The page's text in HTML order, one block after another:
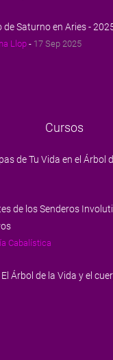
de Saturno en Aries -
Llop - 17 Sep 2025
Cursos
de Tu Vida en el Árbol
de los Senderos
Cabalística
Árbol de la Vida y el